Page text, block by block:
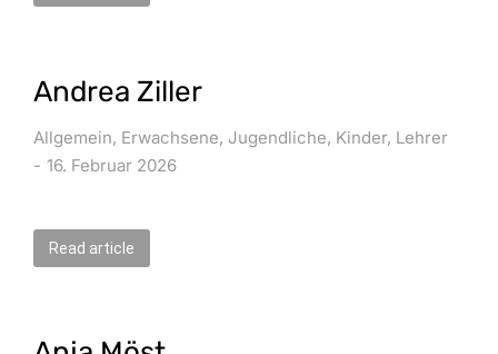
Andrea Ziller
Allgemein, Erwachsene, Jugendliche, Kinder, Lehrer
16. Februar 2026
Read article